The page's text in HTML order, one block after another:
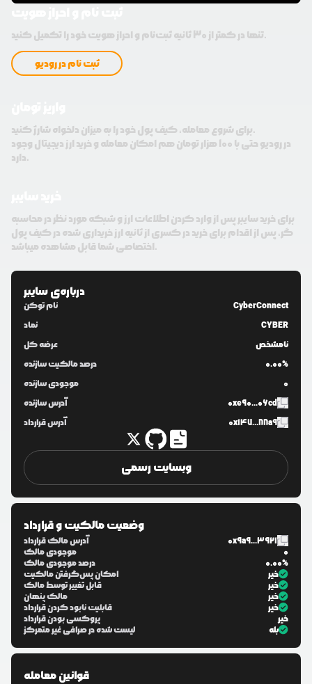
تنها در کمتر از 30 ثانیه ثبت‌نام و احراز هویت خود را تکمیل کنید.
ثبت نام در رودیو
برای شروع معامله، کیف پول خود را به میزان دلخواه شارژ کنید.
در رودیو حتی با 100 هزار تومان هم امکان معامله و خرید ارز دیجیتال وجود
دارد.
برای خرید سایبر پس از وارد کردن اطلاعات ارز و شبکه مورد نظر در محاسبه
گر، پس از اقدام برای خرید در کسری از ثانیه ارز خریداری شده در کیف پول
اختصاصی شما قابل مشاهده میباشد.
درباره‌یسایبر
نام توکن
CyberConnect
نماد
CYBER
عرضه کل
نامشخص
درصد مالکیت سازنده
0.00%
موجودی سازنده
0
آدرس سازنده
0xe90...06cd
آدرس قرارداد
0x147...88a9
وبسایت رسمی
وضعیت مالکیت و قرارداد
آدرس مالک قرارداد
0x9a9...3921
موجودی مالک
0
درصد موجودی مالک
0.00%
امکان پس‌گرفتن مالکیت
خیر
قابل تغییر توسط مالک
خیر
مالک پنهان
خیر
قابلیت نابود کردن قرارداد
خیر
پروکسی بودن قرارداد
خیر
لیست شده در صرافی غیر متمرکز
بله
قوانین معامله